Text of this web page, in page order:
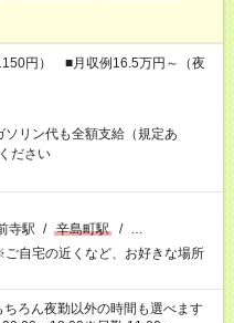
円） ■月収例16.5万円～（夜
リン代も全額支給（規定あ
ださい
寺駅 / 辛島町駅 / …
自宅の近くなど、お好きな場所
ろん夜勤以外の時間も選べます